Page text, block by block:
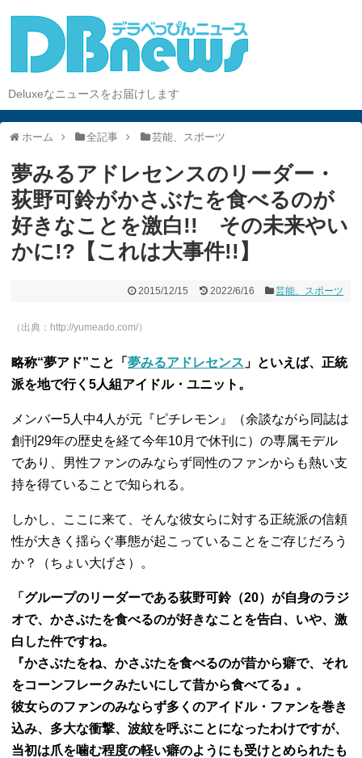
Deluxeなニュースをお届けします
ホーム 全記事 芸能、スポーツ
夢みるアドレセンスのリーダー・
荻野可鈴がかさぶたを食べるのが
好きなことを激白!! その未来やい
かに!?【これは大事件!!】
2015/12/15 2022/6/16 芸能、スポーツ
（出典：http://yumeado.com/）
略称“夢アド”こと「夢みるアドレセンス 」といえば、正統
派を地で行く5人組アイドル・ユニット。
メンバー5人中4人が元『ピチレモン』（余談ながら同誌は
創刊29年の歴史を経て今年10月で休刊に）の専属モデル
であり、男性ファンのみならず同性のファンからも熱い支
持を得ていることで知られる。
しかし、ここに来て、そんな彼女らに対する正統派の信頼
性が大きく揺らぐ事態が起こっていることをご存じだろう
か？（ちょい大げさ）。
「グループのリーダーである荻野可鈴（20）が自身のラジ
オで、かさぶたを食べるのが好きなことを告白、いや、激
白した件ですね。
『かさぶたをね、かさぶたを食べるのが昔から癖で、それ
をコーンフレークみたいにして昔から食べてる』。
彼女らのファンのみならず多くのアイドル・ファンを巻き
込み、多大な衝撃、波紋を呼ぶことになったわけですが、
当初は爪を噛む程度の軽い癖のようにも受けとめられたも